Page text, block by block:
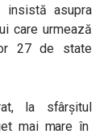
insistă asupra
care urmează
27 de state
la sfârșitul
mai mare în